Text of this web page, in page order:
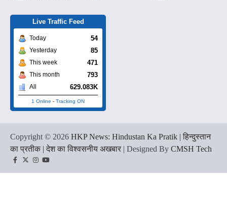
Live Traffic Feed
Today 54
Yesterday 85
This week 471
This month 793
All 629.083K
1 Online - Tracking ON
Copyright © 2026 HKP News: Hindustan Ka Pratik | हिन्दुस्तान
का प्रतीक | देश का विश्वसनीय अखबार | Designed By CMSH Tech
Facebook
TwitterInstagram
YouTube